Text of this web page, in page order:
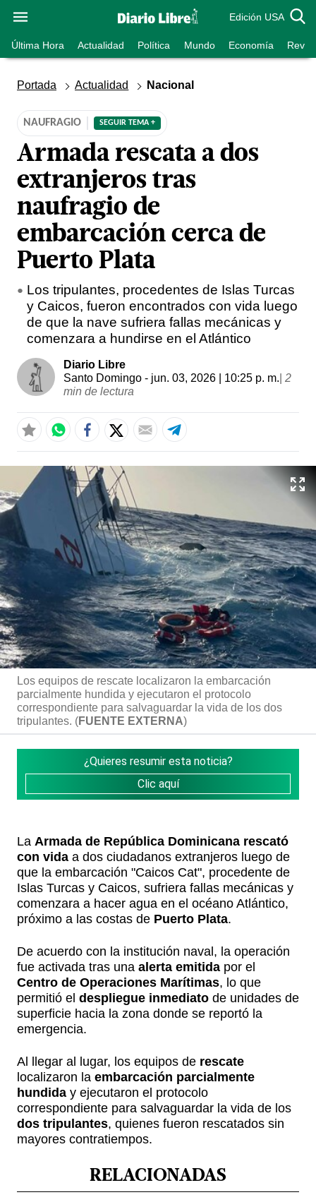
Edición USA
Última Hora Actualidad Política Mundo Economía
Portada Actualidad Nacional
NAUFRAGIO SEGUIR TEMA +
Armada rescata a dos
extranjeros tras
naufragio de
embarcación cerca de
Puerto Plata
Los tripulantes, procedentes de Islas Turcas
y Caicos, fueron encontrados con vida luego
de que la nave sufriera fallas mecánicas y
comenzara a hundirse en el Atlántico
Diario Libre
Santo Domingo - jun. 03, 2026 | 10:25 p. m. 2
min de lectura
Los equipos de rescate localizaron la embarcación
parcialmente hundida y ejecutaron el protocolo
correspondiente para salvaguardar la vida de los dos
tripulantes. (FUENTE EXTERNA)
¿Quieres resumir esta noticia?
Clic aquí
La Armada de República Dominicana rescató
con vida a dos ciudadanos extranjeros luego de
que la embarcación "Caicos Cat", procedente de
Islas Turcas y Caicos, sufriera fallas mecánicas y
comenzara a hacer agua en el océano Atlántico,
próximo a las costas de Puerto Plata.
De acuerdo con la institución naval, la operación
fue activada tras una alerta emitida por el
Centro de Operaciones Marítimas, lo que
permitió el despliegue inmediato de unidades de
superficie hacia la zona donde se reportó la
emergencia.
Al llegar al lugar, los equipos de rescate
localizaron la embarcación parcialmente
hundida y ejecutaron el protocolo
correspondiente para salvaguardar la vida de los
dos tripulantes, quienes fueron rescatados sin
mayores contratiempos.
RELACIONADAS